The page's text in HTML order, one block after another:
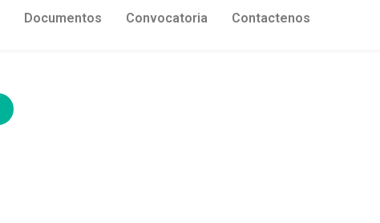
Documentos Convocatoria Contactenos